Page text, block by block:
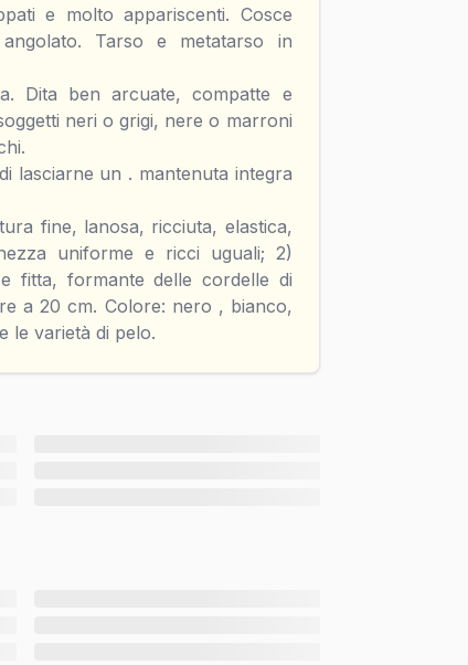
e molto appariscenti. Cosce
Tarso e metatarso in
Dita ben arcuate, compatte e
neri o grigi, nere o marroni
lasciarne un . mantenuta integra
fine, lanosa, ricciuta, elastica,
uniforme e ricci uguali; 2)
fitta, formante delle cordelle di
a 20 cm. Colore: nero , bianco,
le varietà di pelo.